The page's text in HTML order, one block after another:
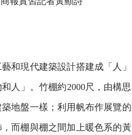
現代建築設計搭建成「人」
人」。竹棚約2000尺，由構思
地盤一樣；利用帆布作展覽的
而棚與棚之間加上暖色系的黃